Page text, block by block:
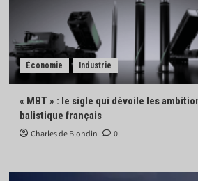
Économie Industrie
« MBT » : le sigle qui dévoile les
balistique français
Charles de Blondin 0